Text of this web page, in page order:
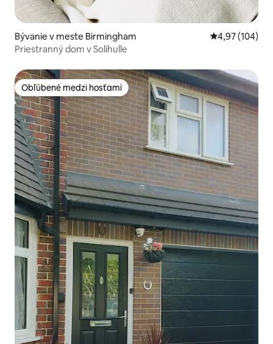
Bývanie v meste Birmingham Priemerné
4,97 (104)
Priestranný dom v Solihulle
Obľúbené medzi hosťami
Obľúbené medzi hosťami